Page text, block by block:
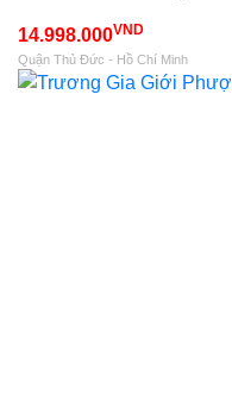
14.998.000VND
Quận Thủ Đức - Hồ Chí Minh